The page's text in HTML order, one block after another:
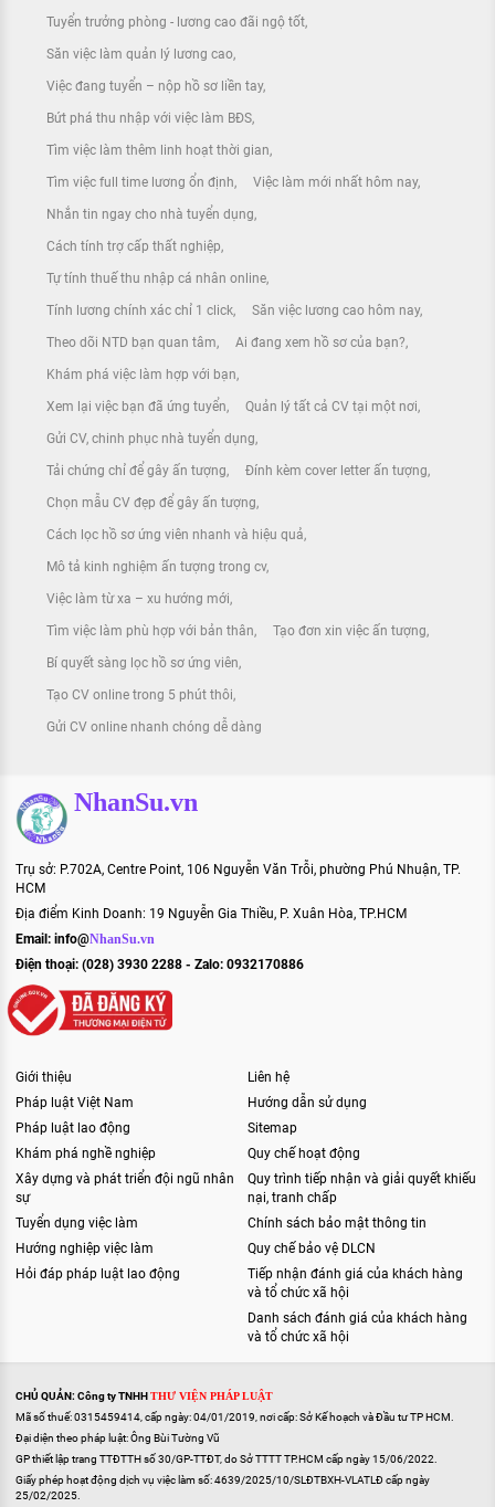
Tuyển trưởng phòng - lương cao đãi ngộ tốt
Săn việc làm quản lý lương cao
Việc đang tuyển – nộp hồ sơ liền tay
Bứt phá thu nhập với việc làm BĐS
Tìm việc làm thêm linh hoạt thời gian
Tìm việc full time lương ổn định Việc làm mới nhất hôm nay
Nhắn tin ngay cho nhà tuyển dụng
Cách tính trợ cấp thất nghiệp
Tự tính thuế thu nhập cá nhân online
Tính lương chính xác chỉ 1 click Săn việc lương cao hôm nay
Theo dõi NTD bạn quan tâm Ai đang xem hồ sơ của bạn?
Khám phá việc làm hợp với bạn
Xem lại việc bạn đã ứng tuyển Quản lý tất cả CV tại một nơi
Gửi CV, chinh phục nhà tuyển dụng
Tải chứng chỉ để gây ấn tượng Đính kèm cover letter ấn tượng
Chọn mẫu CV đẹp để gây ấn tượng
Cách lọc hồ sơ ứng viên nhanh và hiệu quả
Mô tả kinh nghiệm ấn tượng trong cv
Việc làm từ xa – xu hướng mới
Tìm việc làm phù hợp với bản thân Tạo đơn xin việc ấn tượng
Bí quyết sàng lọc hồ sơ ứng viên
Tạo CV online trong 5 phút thôi
Gửi CV online nhanh chóng dễ dàng
NhanSu.vn
Trụ sở: P.702A, Centre Point, 106 Nguyễn Văn Trỗi, phường Phú Nhuận, TP.
HCM
Địa điểm Kinh Doanh: 19 Nguyễn Gia Thiều, P. Xuân Hòa, TP.HCM
Email: info@NhanSu.vn
Điện thoại: (028) 3930 2288 - Zalo: 0932170886
Giới thiệu
Pháp luật Việt Nam
Pháp luật lao động
Khám phá nghề nghiệp
Xây dựng và phát triển đội ngũ nhân
sự
Tuyển dụng việc làm
Hướng nghiệp việc làm
Hỏi đáp pháp luật lao động
Liên hệ
Hướng dẫn sử dụng
Sitemap
Quy chế hoạt động
Quy trình tiếp nhận và giải quyết khiếu
nại, tranh chấp
Chính sách bảo mật thông tin
Quy chế bảo vệ DLCN
Tiếp nhận đánh giá của khách hàng
và tổ chức xã hội
Danh sách đánh giá của khách hàng
và tổ chức xã hội
CHỦ QUẢN: Công ty TNHHTHƯ VIỆN PHÁP LUẬT
Mã số thuế: 0315459414, cấp ngày: 04/01/2019, nơi cấp: Sở Kế hoạch và Đầu tư TP HCM.
Đại diện theo pháp luật: Ông Bùi Tường Vũ
GP thiết lập trang TTĐTTH số 30/GP-TTĐT, do Sở TTTT TP.HCM cấp ngày 15/06/2022.
Giấy phép hoạt động dịch vụ việc làm số: 4639/2025/10/SLĐTBXH-VLATLĐ cấp ngày
25/02/2025.